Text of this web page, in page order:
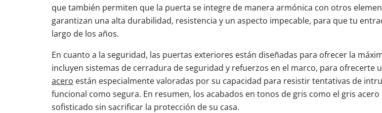
que también permiten que la puerta se integre de manera armónica con otros
garantizan una alta durabilidad, resistencia y un aspecto impecable, para que tu
largo de los años.
En cuanto a la seguridad, las puertas exteriores están diseñadas para ofrecer la
incluyen sistemas de cerradura de seguridad y refuerzos en el marco, para ofrecerte
acero están especialmente valoradas por su capacidad para resistir tentativas de
funcional como segura. En resumen, los acabados en tonos de gris como el gris
sofisticado sin sacrificar la protección de su casa.